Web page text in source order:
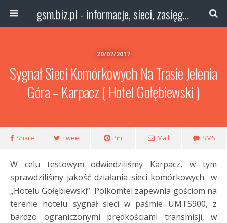
gsm.biz.pl - informacje, sieci, zasięg technologie
20/07/2017
Sygnał Sieci Komórkowych Na Trasie Jelenia
Góra – Karpacz ( Hotel Gołębiewski )
Share Tweet Pin Mail SMS
W celu testowym odwiedziliśmy Karpacz, w tym
sprawdziliśmy jakość działania sieci komórkowych w
„Hotelu Gołębiewski”. Polkomtel zapewnia gościom na
terenie hotelu sygnał sieci w paśmie UMTS900, z
bardzo ograniczonymi prędkościami transmisji, w